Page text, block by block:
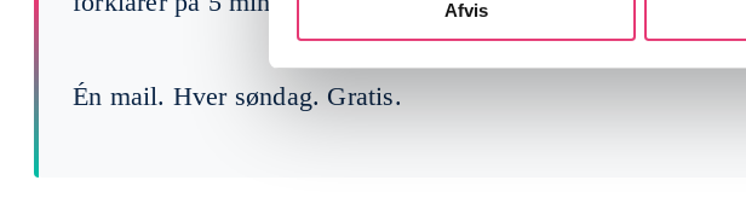
Afvis
Én mail. Hver søndag. Gratis.